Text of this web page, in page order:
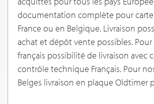
documentation complète pour
France ou en Belgique. Livraison
achat et dépôt vente possibles.
français possibilité de livraison avec
contrôle technique Français. Pour
Belges livraison en plaque Oldtimer